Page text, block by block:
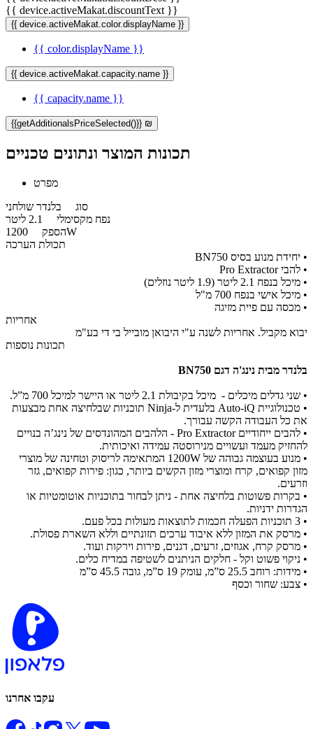
{{ device.activeMakat.discountText }}
{{ device.activeMakat.color.displayName }}
{{ color.displayName }}
{{ device.activeMakat.capacity.name }}
{{ capacity.name }}
{{getAdditionalsPriceSelected()}} ₪
תכונות המוצר ונתונים טכניים
מפרט
סוג בלנדר שולחני
נפח מקסימלי
הספק1200W
תכולת הערכה
• יחידת מנוע בסיס BN750
• להבי Pro Extractor
• מיכל בנפח 2.1 ליטר (1.9 ליטר נוזלים)
• מיכל אישי בנפח 700 מ"ל
• מכסה עם פיית מזיגה
אחריות
יבוא מקביל. אחריות לשנה ע"י היבואן מובייל בי די בע"מ
תכונות נוספות
בלנדר מבית נינג'ה דגם BN750
• שני גדלים מיכלים - מיכל בקיבולת 2.1 ליטר או היישר למיכל 700 מ”ל.
•
טכנולוגיית Auto-iQ בלעדית ל-Ninja תוכניות שבלחיצה אחת מבצעות
את כל העבודה הקשה עבורך.
•
להבים ייחודיים Pro Extractor - הלהבים המהונדסים של נינג’ה בנויים
להחזיק מעמד ועשויים מנירוסטה עמידה ואיכותית.
•
מנוע בעוצמה גבוהה של 1200W המתאימה לריסוק וטחינה של מוצרי
מזון קפואים, קרח ומוצרי מזון הקשים ביותר, כגון: פירות קפואים, גזר
וזרעים.
• בקרות פשוטות בלחיצה אחת - ניתן לבחור בתוכניות אוטומטיות או
הגדרות ידניות.
• 3 תוכניות הפעלה חכמות לתוצאות מעולות בכל פעם.
• מרסק את המזון ללא איבוד ערכים תזונתיים וללא השארת פסולת.
• מרסק קרח, אגוזים, זרעים, דגנים, פירות וירקות ועוד.
• ניקוי פשוט וקל - חלקים הניתנים לשטיפה במדיח כלים.
• מידות: רוחב 25.5 ס”מ, עומק 19 ס”מ, גובה 45.5 ס”מ
• צבע: שחור וכסף
עקבו אחרנו